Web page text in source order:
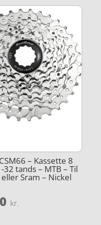
– Kassette 8
32 tands – MTB – Til
Sram – Nickel
kr.